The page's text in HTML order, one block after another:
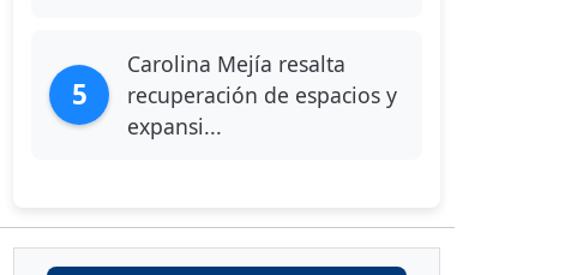
5
Carolina Mejía resalta
recuperación de espacios y
expansi...